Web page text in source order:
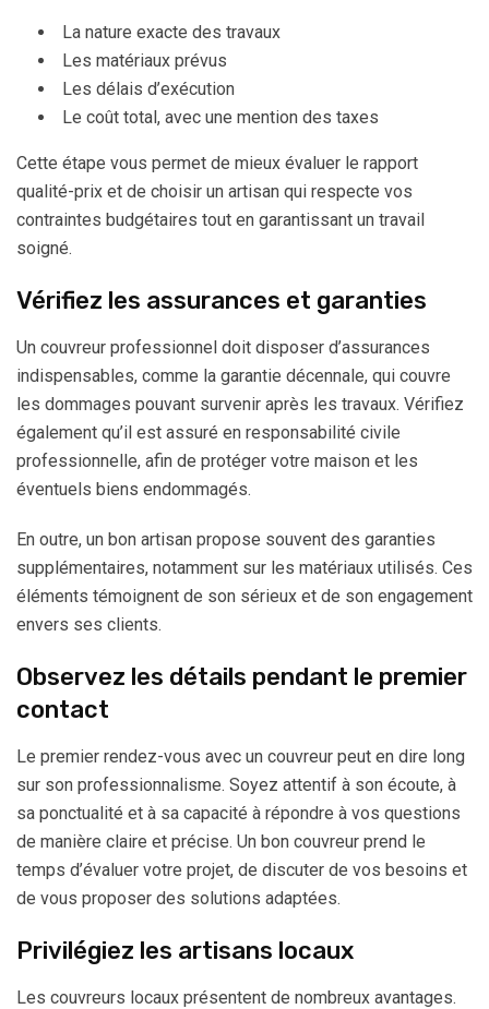
La nature exacte des travaux
Les matériaux prévus
Les délais d’exécution
Le coût total, avec une mention des taxes
Cette étape vous permet de mieux évaluer le rapport
qualité-prix et de choisir un artisan qui respecte vos
contraintes budgétaires tout en garantissant un travail
soigné.
Vérifiez les assurances et garanties
Un couvreur professionnel doit disposer d’assurances
indispensables, comme la garantie décennale, qui couvre
les dommages pouvant survenir après les travaux. Vérifiez
également qu’il est assuré en responsabilité civile
professionnelle, afin de protéger votre maison et les
éventuels biens endommagés.
En outre, un bon artisan propose souvent des garanties
supplémentaires, notamment sur les matériaux utilisés. Ces
éléments témoignent de son sérieux et de son engagement
envers ses clients.
Observez les détails pendant le premier
contact
Le premier rendez-vous avec un couvreur peut en dire long
sur son professionnalisme. Soyez attentif à son écoute, à
sa ponctualité et à sa capacité à répondre à vos questions
de manière claire et précise. Un bon couvreur prend le
temps d’évaluer votre projet, de discuter de vos besoins et
de vous proposer des solutions adaptées.
Privilégiez les artisans locaux
Les couvreurs locaux présentent de nombreux avantages.